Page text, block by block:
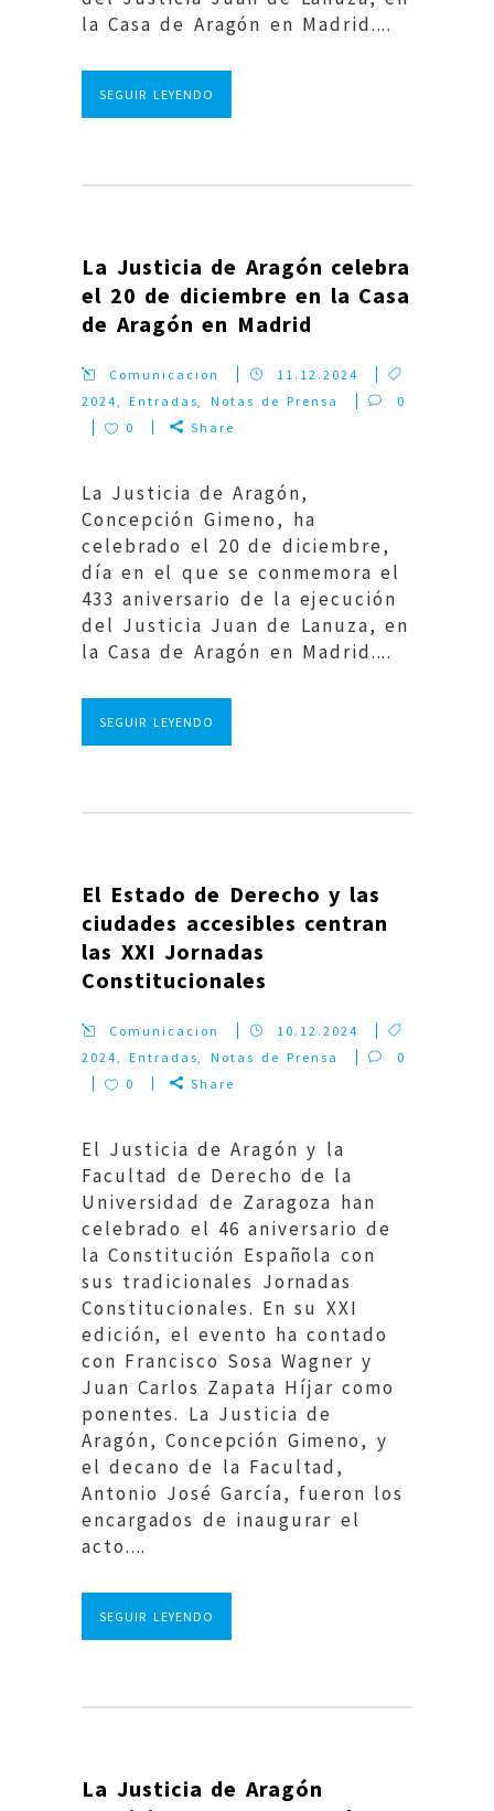
la Casa de Aragón en Madrid....
SEGUIR LEYENDO
La Justicia de Aragón celebra
el 20 de diciembre en la Casa
de Aragón en Madrid
Comunicacion
11.12.2024
2024,Entradas, Notas de Prensa
0
0
Share
La Justicia de Aragón,
Concepción Gimeno, ha
celebrado el 20 de diciembre,
día en el que se conmemora el
433 aniversario de la ejecución
del Justicia Juan de Lanuza, en
la Casa de Aragón en Madrid....
SEGUIR LEYENDO
El Estado de Derecho y las
ciudades accesibles centran
las XXI Jornadas
Constitucionales
Comunicacion
10.12.2024
2024,Entradas, Notas de Prensa
0
0
Share
El Justicia de Aragón y la
Facultad de Derecho de la
Universidad de Zaragoza han
celebrado el 46 aniversario de
la Constitución Española con
sus tradicionales Jornadas
Constitucionales. En su XXI
edición, el evento ha contado
con Francisco Sosa Wagner y
Juan Carlos Zapata Híjar como
ponentes. La Justicia de
Aragón, Concepción Gimeno, y
el decano de la Facultad,
Antonio José García, fueron los
encargados de inaugurar el
acto....
SEGUIR LEYENDO
La Justicia de Aragón